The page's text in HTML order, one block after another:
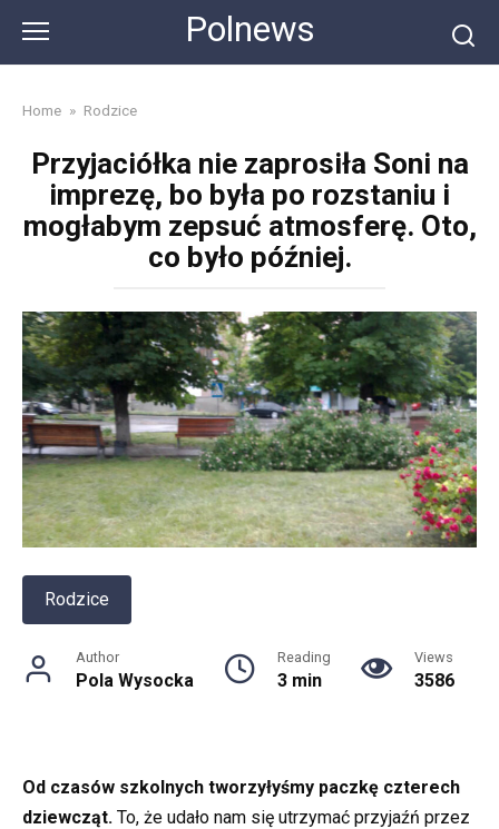
content
Polnews
Home » Rodzice
Przyjaciółka nie zaprosiła Soni na
imprezę, bo była po rozstaniu i
mogłabym zepsuć atmosferę. Oto,
co było później.
Rodzice
Author
Pola Wysocka
Reading
3 min
Views
3586
Od czasów szkolnych tworzyłyśmy paczkę czterech
dziewcząt. To, że udało nam się utrzymać przyjaźń przez